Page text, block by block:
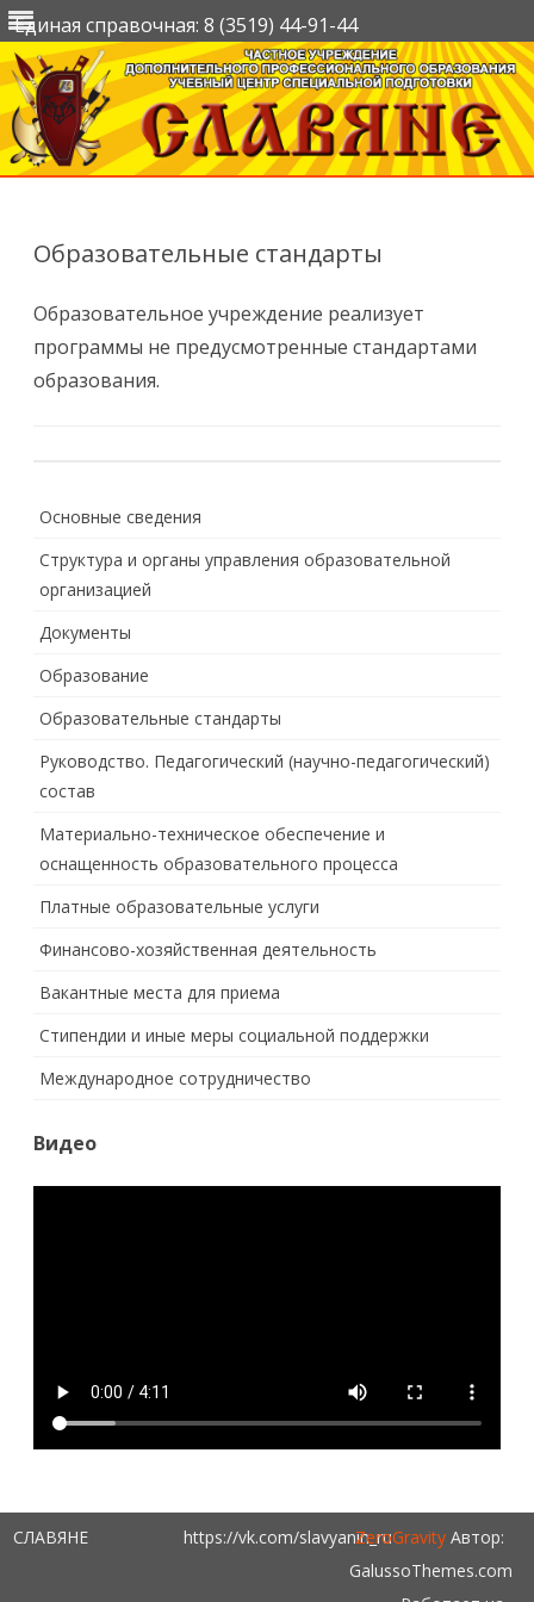
Единая справочная: 8 (3519) 44-91-44
Образовательные стандарты
Образовательное учреждение реализует
программы не предусмотренные стандартами
образования.
Основные сведения
Структура и органы управления образовательной
организацией
Документы
Образование
Образовательные стандарты
Руководство. Педагогический (научно-педагогический)
состав
Материально-техническое обеспечение и
оснащенность образовательного процесса
Платные образовательные услуги
Финансово-хозяйственная деятельность
Вакантные места для приема
Стипендии и иные меры социальной поддержки
Международное сотрудничество
Видео
СЛАВЯНЕ https://vk.com/slavyanin_ruZeroGravityАвтор:
GalussoThemes.com